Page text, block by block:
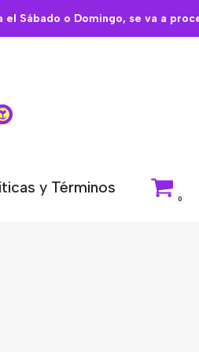
Sábado o Domingo, se va a
y Términos
0